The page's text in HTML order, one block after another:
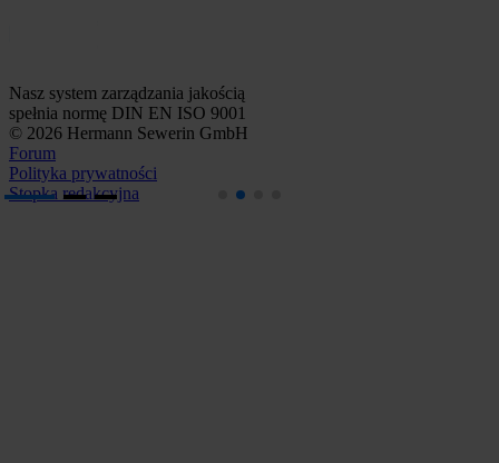
Nasz system zarządzania jakością
spełnia normę DIN EN ISO 9001
© 2026 Hermann Sewerin GmbH
Forum
Polityka prywatności
Stopka redakcyjna